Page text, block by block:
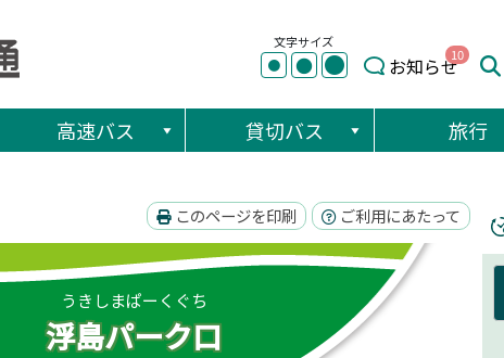
文字サイズ
● ● ● お知らせ10
高速バス 貸切バス 旅行
このページを印刷 ご利用にあたって
うきしまぱーくぐち
浮島パーク口